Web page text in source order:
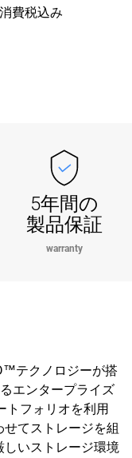
費税込み
5年間の
製品保証
warranty
テクノロジーが搭
エンタープライズ
トフォリオを利用
てストレージを組
いストレージ環境